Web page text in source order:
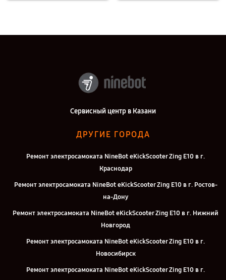
Сервисный центр в Казани
ДРУГИЕ ГОРОДА
Ремонт электросамоката NineBot eKickScooter Zing E10 в г.
Краснодар
Ремонт электросамоката NineBot eKickScooter Zing E10 в г. Ростов-
на-Дону
Ремонт электросамоката NineBot eKickScooter Zing E10 в г. Нижний
Новгород
Ремонт электросамоката NineBot eKickScooter Zing E10 в г.
Новосибирск
Ремонт электросамоката NineBot eKickScooter Zing E10 в г.